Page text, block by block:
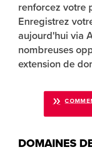
renforcez votre
Enregistrez
aujourd'hui via
nombreuses
extension de
DOMAINES